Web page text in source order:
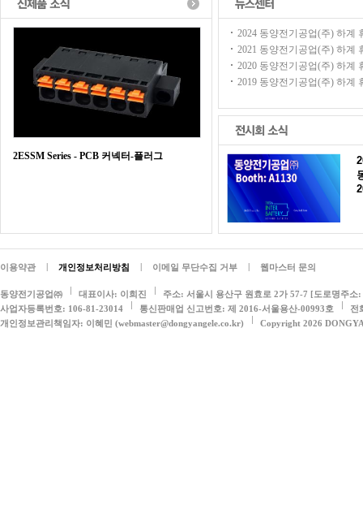
2ESSM Series - PCB 커넥터-플러그
2024 동양전기공업(주) 하계
2021 동양전기공업(주) 하계
2020 동양전기공업(주) 하계
2019 동양전기공업(주) 하계
이용약관 개인정보처리방침 이메일 무단수집 거부 웹마스터 문의
동양전기공업㈜ 대표이사: 이희진
주소: 서울시 용산구 원효로 2가 57-7 [도로명주
사업자등록번호: 106-81-23014
통신판매업 신고번호: 제 2016-서울용산-00993호
전
개인정보관리책임자: 이혜민 (webmaster@dongyangele.co.kr)
Copyright 2026